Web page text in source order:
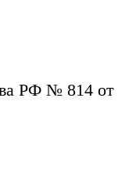
РФ № 814 от